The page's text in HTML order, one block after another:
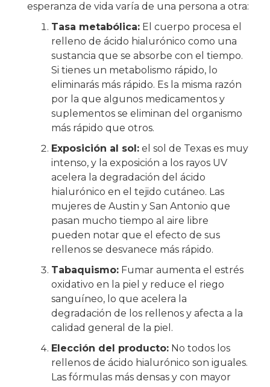
esperanza de vida varía de una persona a otra:
Tasa metabólica: El cuerpo procesa el
relleno de ácido hialurónico como una
sustancia que se absorbe con el tiempo.
Si tienes un metabolismo rápido, lo
eliminarás más rápido. Es la misma razón
por la que algunos medicamentos y
suplementos se eliminan del organismo
más rápido que otros.
Exposición al sol: el sol de Texas es muy
intenso, y la exposición a los rayos UV
acelera la degradación del ácido
hialurónico en el tejido cutáneo. Las
mujeres de Austin y San Antonio que
pasan mucho tiempo al aire libre
pueden notar que el efecto de sus
rellenos se desvanece más rápido.
Tabaquismo: Fumar aumenta el estrés
oxidativo en la piel y reduce el riego
sanguíneo, lo que acelera la
degradación de los rellenos y afecta a la
calidad general de la piel.
Elección del producto: No todos los
rellenos de ácido hialurónico son iguales.
Las fórmulas más densas y con mayor